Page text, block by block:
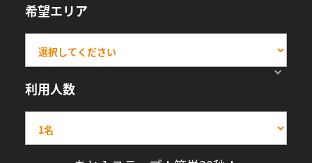
希望エリア
利用人数